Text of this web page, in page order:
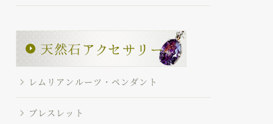
レムリアンルーツ・ペンダント
ブレスレット